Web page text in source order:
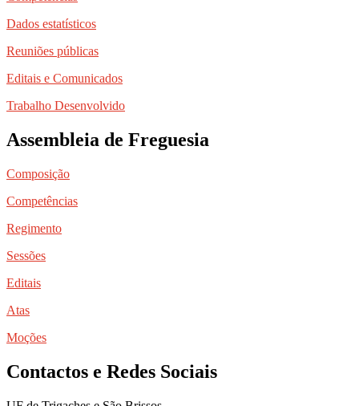
Dados estatísticos
Reuniões públicas
Editais e Comunicados
Trabalho Desenvolvido
Assembleia de Freguesia
Composição
Competências
Regimento
Sessões
Editais
Atas
Moções
Contactos e Redes Sociais